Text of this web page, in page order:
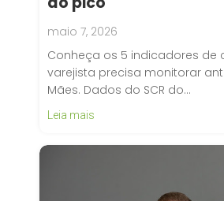
maio 7, 2026
Conheça os 5 indicadores de
varejista precisa monitorar
Mães. Dados do SCR do…
Leia mais